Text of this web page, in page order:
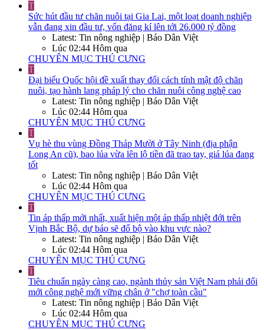
T
Sức hút đầu tư chăn nuôi tại Gia Lai, một loạt doanh nghiệp
vẫn đang xin đầu tư, vốn đăng kí lên tới 26.000 tỷ đồng
Latest: Tin nông nghiệp | Báo Dân Việt
Lúc 02:44 Hôm qua
CHUYÊN MỤC THÚ CƯNG
T
Đại biểu Quốc hội đề xuất thay đổi cách tính mật độ chăn
nuôi, tạo hành lang pháp lý cho chăn nuôi công nghệ cao
Latest: Tin nông nghiệp | Báo Dân Việt
Lúc 02:44 Hôm qua
CHUYÊN MỤC THÚ CƯNG
T
Vụ hè thu vùng Đồng Tháp Mười ở Tây Ninh (địa phận
Long An cũ), bao lúa vừa lên lộ tiền đã trao tay, giá lúa đang
tốt
Latest: Tin nông nghiệp | Báo Dân Việt
Lúc 02:44 Hôm qua
CHUYÊN MỤC THÚ CƯNG
T
Tin áp thấp mới nhất, xuất hiện một áp thấp nhiệt đới trên
Vịnh Bắc Bộ, dự báo sẽ đổ bộ vào khu vực nào?
Latest: Tin nông nghiệp | Báo Dân Việt
Lúc 02:44 Hôm qua
CHUYÊN MỤC THÚ CƯNG
T
Tiêu chuẩn ngày càng cao, ngành thủy sản Việt Nam phải đổi
mới công nghệ mới vững chân ở "chợ toàn cầu"
Latest: Tin nông nghiệp | Báo Dân Việt
Lúc 02:44 Hôm qua
CHUYÊN MỤC THÚ CƯNG